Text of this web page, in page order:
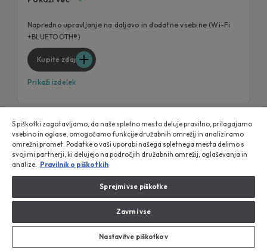
Tehnologija ProActive Wash
Wi-Fi povezljivost preko aplikacije hOn
Napredno upravljanje na daljavo in dodatne vsebine (Wi-Fi
+BLUETOOTH®)
Kupite zdaj
Prikaži izdelek
Primerjaj
S piškotki zagotavljamo, da naše spletno mesto deluje pravilno, prilagajamo
vsebino in oglase, omogočamo funkcije družabnih omrežij in analiziramo
omrežni promet. Podatke o vaši uporabi našega spletnega mesta delimo s
svojimi partnerji, ki delujejo na področjih družabnih omrežij, oglaševanja in
analize. Pravilnik o piškotkih
Sprejmi vse piškotke
Zavrni vse
Nastavitve piškotkov